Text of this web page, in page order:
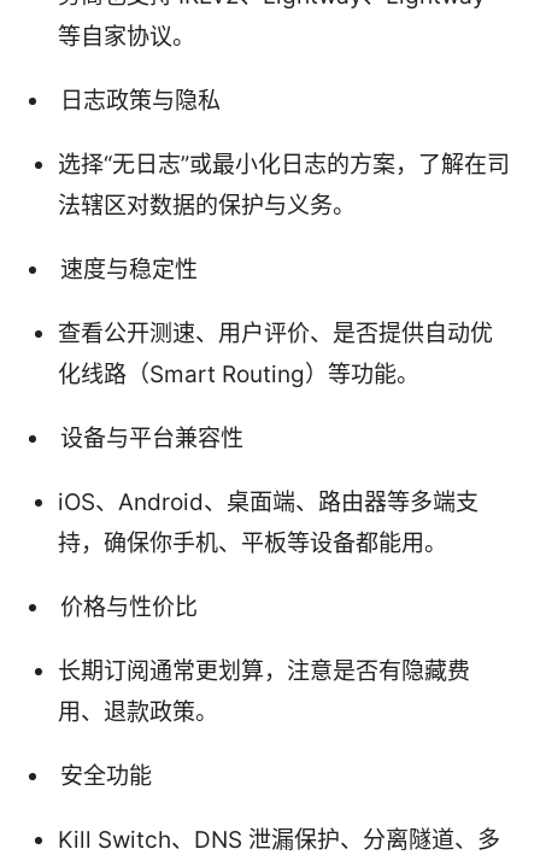
等自家协议。
日志政策与隐私
选择“无日志”或最小化日志的方案，了解在司
法辖区对数据的保护与义务。
速度与稳定性
查看公开测速、用户评价、是否提供自动优
化线路（Smart Routing）等功能。
设备与平台兼容性
iOS、Android、桌面端、路由器等多端支
持，确保你手机、平板等设备都能用。
价格与性价比
长期订阅通常更划算，注意是否有隐藏费
用、退款政策。
安全功能
Kill Switch、DNS 泄漏保护、分离隧道、多